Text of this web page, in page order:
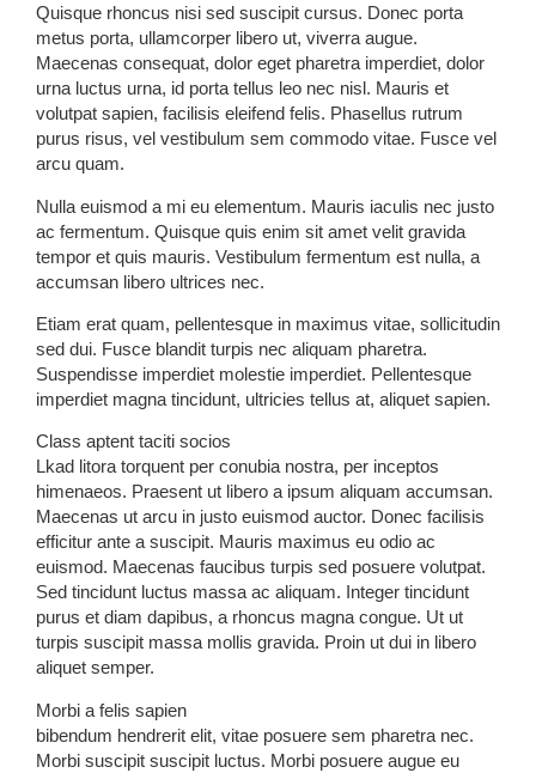
Quisque rhoncus nisi sed suscipit cursus. Donec porta
metus porta, ullamcorper libero ut, viverra augue.
Maecenas consequat, dolor eget pharetra imperdiet, dolor
urna luctus urna, id porta tellus leo nec nisl. Mauris et
volutpat sapien, facilisis eleifend felis. Phasellus rutrum
purus risus, vel vestibulum sem commodo vitae. Fusce vel
arcu quam.
Nulla euismod a mi eu elementum. Mauris iaculis nec justo
ac fermentum. Quisque quis enim sit amet velit gravida
tempor et quis mauris. Vestibulum fermentum est nulla, a
accumsan libero ultrices nec.
Etiam erat quam, pellentesque in maximus vitae, sollicitudin
sed dui. Fusce blandit turpis nec aliquam pharetra.
Suspendisse imperdiet molestie imperdiet. Pellentesque
imperdiet magna tincidunt, ultricies tellus at, aliquet sapien.
Class aptent taciti socios
Lkad litora torquent per conubia nostra, per inceptos
himenaeos. Praesent ut libero a ipsum aliquam accumsan.
Maecenas ut arcu in justo euismod auctor. Donec facilisis
efficitur ante a suscipit. Mauris maximus eu odio ac
euismod. Maecenas faucibus turpis sed posuere volutpat.
Sed tincidunt luctus massa ac aliquam. Integer tincidunt
purus et diam dapibus, a rhoncus magna congue. Ut ut
turpis suscipit massa mollis gravida. Proin ut dui in libero
aliquet semper.
Morbi a felis sapien
bibendum hendrerit elit, vitae posuere sem pharetra nec.
Morbi suscipit suscipit luctus. Morbi posuere augue eu